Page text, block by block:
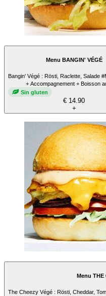
Menu BANGIN' VÉGÉ
Bangin' Végé : Rösti, Raclette, Salade
+ Accompagnement + Boisson
Sin gluten
€ 14.90
+
Menu THE
The Cheezy Végé : Rösti, Cheddar,